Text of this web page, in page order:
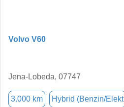
Volvo V60
Jena-Lobeda, 07747
3.000 km Hybrid (Benzin/Elekt